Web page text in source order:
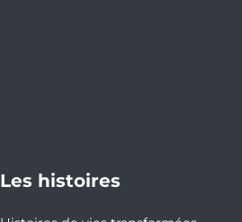
Les histoires